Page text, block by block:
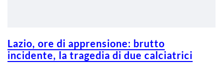
Lazio, ore di apprensione: brutto
incidente, la tragedia di due calciatrici